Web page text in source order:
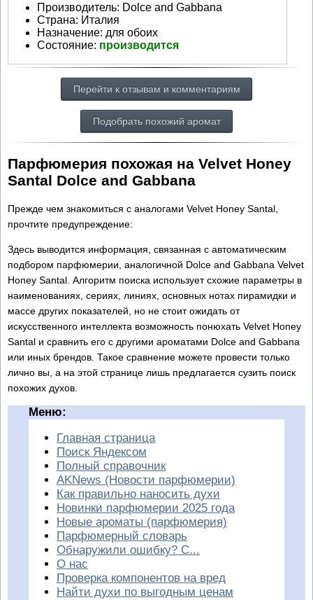
Производитель: Dolce and Gabbana
Страна: Италия
Назначение: для обоих
Состояние: производится
Перейти к отзывам и комментариям
Подобрать похожий аромат
Парфюмерия похожая на Velvet Honey
Santal Dolce and Gabbana
Прежде чем знакомиться с аналогами Velvet Honey Santal,
прочтите предупреждение:
Здесь выводится информация, связанная с автоматическим
подбором парфюмерии, аналогичной Dolce and Gabbana Velvet
Honey Santal. Алгоритм поиска использует схожие параметры в
наименованиях, сериях, линиях, основных нотах пирамидки и
массе других показателей, но не стоит ожидать от
искусственного интеллекта возможность понюхать Velvet Honey
Santal и сравнить его с другими ароматами Dolce and Gabbana
или иных брендов. Такое сравнение можете провести только
лично вы, а на этой странице лишь предлагается сузить поиск
похожих духов.
Меню:
Главная страница
Поиск Яндексом
Полный справочник
AKNews (Новости парфюмерии)
Как правильно наносить духи
Новинки парфюмерии 2025 года
Новые ароматы (парфюмерия)
Парфюмерный словарь
Обнаружили ошибку? С...
О нас
Проверка компонентов на вред
Найти духи по выгодным ценам